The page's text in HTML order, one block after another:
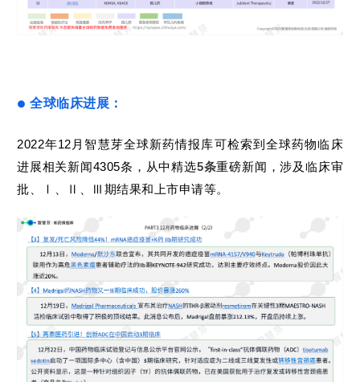
首
● 全球临床进展：
2022年12月智慧芽全球新药情报库可检索到全球药物临床
进展相关新闻4305条，从中精选5条重磅新闻，涉及临床审
批、Ⅰ、Ⅱ、Ⅲ期结果和上市申请等。